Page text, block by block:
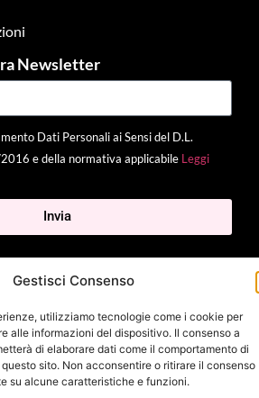
Gestisci Consenso
utilizziamo tecnologie come i cookie per
alle informazioni del dispositivo. Il consenso a
di elaborare dati come il comportamento di
sito. Non acconsentire o ritirare il consenso
su alcune caratteristiche e funzioni.
Newsletter
Dati Personali ai Sensi del D.L.
e della normativa applicabile Leggi
Invia
Mina